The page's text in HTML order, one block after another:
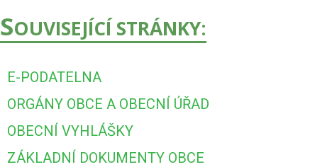
SOUVISEJÍCÍ STRÁNKY:
E-PODATELNA
ORGÁNY OBCE A OBECNÍ ÚŘAD
OBECNÍ VYHLÁŠKY
ZÁKLADNÍ DOKUMENTY OBCE